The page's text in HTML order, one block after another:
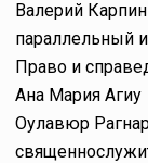
Валерий Карпин
параллельный
Право и
Ана Мария Агиу
Оулавюр